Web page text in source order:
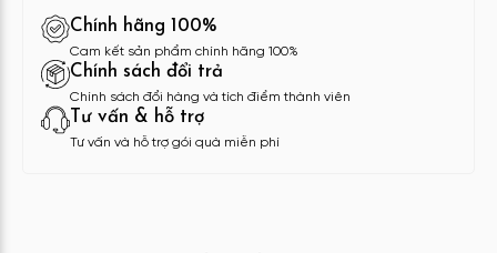
Chính hãng 100%
Cam kết sản phẩm chính hãng 100%
Chính sách đổi trả
Chính sách đổi hàng và tích điểm thành viên
Tư vấn & hỗ trợ
Tư vấn và hỗ trợ gói quà miễn phí